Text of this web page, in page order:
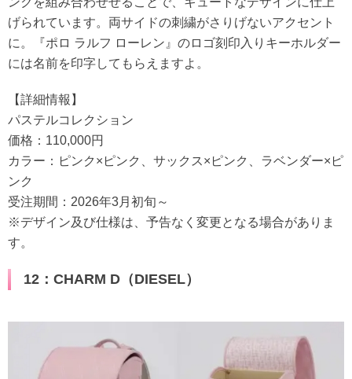
げられています。両サイドの刺繍がさりげないアクセント
に。『ポロ ラルフ ローレン』のロゴ刻印入りキーホルダー
には名前を印字してもらえますよ。
【詳細情報】
パステルコレクション
価格：110,000円
カラー：ピンク×ピンク、サックス×ピンク、ラベンダー×ピ
ンク
受注期間：2026年3月初旬～
※デザイン及び仕様は、予告なく変更となる場合がありま
す。
12：CHARM D（DIESEL）